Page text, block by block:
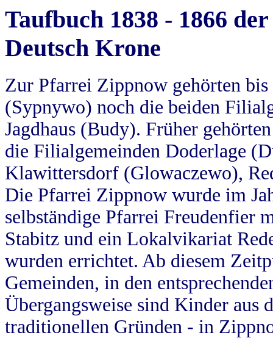
Taufbuch 1838 - 1866
Deutsch Krone
Zur Pfarrei Zippnow gehörten
(Sypnywo) noch die beiden
Jagdhaus (Budy). Früher
die Filialgemeinden Doderlage
Klawittersdorf (Glowaczewo),
Die Pfarrei Zippnow wurde im
selbständige Pfarrei Freudenfier
Stabitz und ein Lokalvikariat
wurden errichtet. Ab diesem
Gemeinden, in den
Übergangsweise sind Kinder aus
traditionellen Gründen - in